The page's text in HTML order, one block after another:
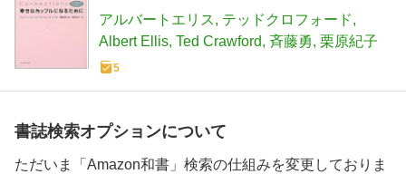
アルバートエリス
テッドクロフォード
Albert Ellis Ted Crawford 斉藤勇 栗原紀子
5
書誌検索オプションについて
ただいま「Amazon和書」検索の仕組みを変更しておりま